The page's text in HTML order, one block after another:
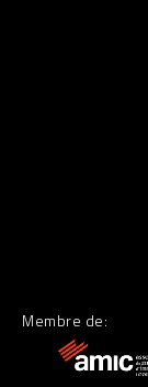
Membre de: